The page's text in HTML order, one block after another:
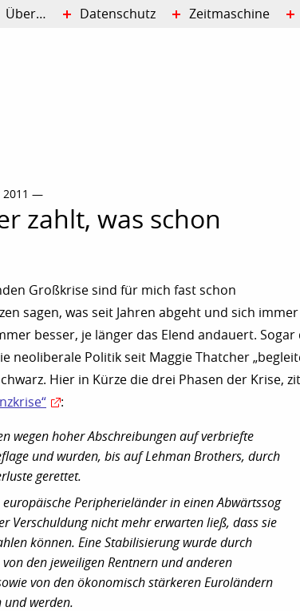
2011 —
zahlt, was schon
Großkrise sind für mich fast schon
sagen, was seit Jahren abgeht und sich immer
besser, je länger das Elend andauert. Sogar
neoliberale Politik seit Maggie Thatcher
Hier in Kürze die drei Phasen der Krise,
:
wegen hoher Abschreibungen auf verbriefte
und wurden, bis auf Lehman Brothers, durch
gerettet.
Peripherieländer in einen Abwärtssog
Verschuldung nicht mehr erwarten ließ, dass sie
können. Eine Stabilisierung wurde durch
den jeweiligen Rentnern und anderen
von den ökonomisch stärkeren Euroländern
werden.
Über… Datenschutz Zeitmaschine